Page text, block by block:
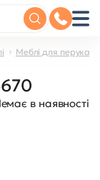
Меблі для
в наявності